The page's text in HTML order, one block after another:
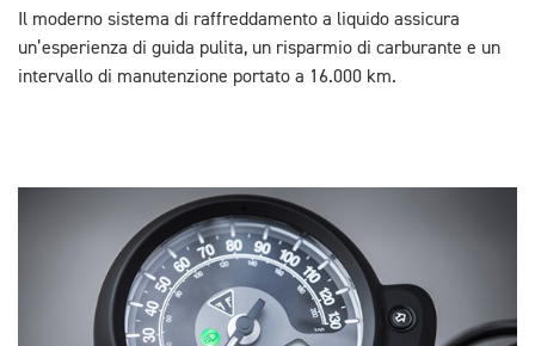
Il moderno sistema di raffreddamento a liquido assicura
un’esperienza di guida pulita, un risparmio di carburante e un
intervallo di manutenzione portato a 16.000 km.